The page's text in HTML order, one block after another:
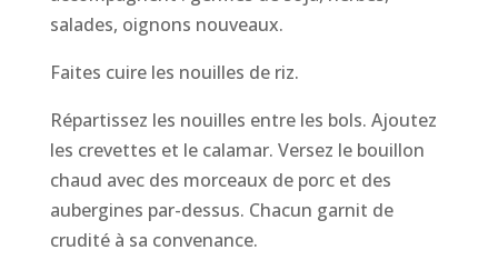
salades, oignons nouveaux.
Faites cuire les nouilles de riz.
Répartissez les nouilles entre les bols. Ajoutez
les crevettes et le calamar. Versez le bouillon
chaud avec des morceaux de porc et des
aubergines par-dessus. Chacun garnit de
crudité à sa convenance.